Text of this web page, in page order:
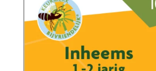
openen
modaal